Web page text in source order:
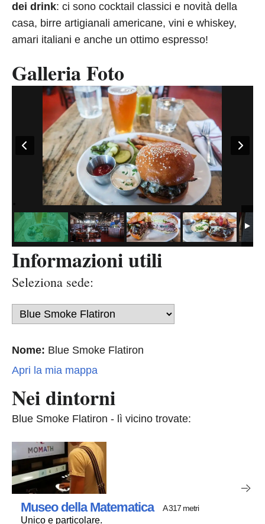
dei drink: ci sono cocktail classici e novità della
casa, birre artigianali americane, vini e whiskey,
amari italiani e anche un ottimo espresso!
Galleria Foto
Informazioni utili
Seleziona sede:
Nome: Blue Smoke Flatiron
Apri la mia mappa
Nei dintorni
Blue Smoke Flatiron - lì vicino trovate:
Museo della Matematica A 317 metri
Unico e particolare.